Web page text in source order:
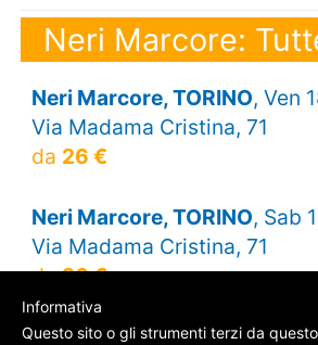
Neri Marcore:
Neri Marcore, TORINO, Ven
Via Madama Cristina, 71
da 26 €
Neri Marcore, TORINO, Sab
Via Madama Cristina, 71
da26 €
Informativa
Questo sito o gli strumenti terzi da